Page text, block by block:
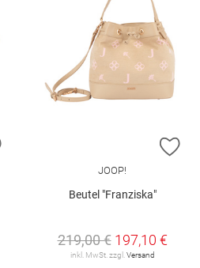
ZUR WUNSCHLISTE HINZUFÜGEN
JOOP!
Beutel "Franziska"
219,00 € 197,10 €
inkl. MwSt. zzgl.Versand